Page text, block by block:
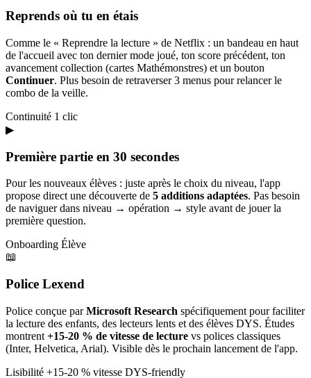
Reprends où tu en étais
Comme le « Reprendre la lecture » de Netflix : un bandeau en haut
de l'accueil avec ton dernier mode joué, ton score précédent, ton
avancement collection (cartes Mathémonstres) et un bouton
Continuer. Plus besoin de retraverser 3 menus pour relancer le
combo de la veille.
Continuité 1 clic
▶
Première partie en 30 secondes
Pour les nouveaux élèves : juste après le choix du niveau, l'app
propose direct une découverte de 5 additions adaptées. Pas besoin
de naviguer dans niveau → opération → style avant de jouer la
première question.
Onboarding Élève
📖
Police Lexend
Police conçue parMicrosoft Research spécifiquement pour faciliter
la lecture des enfants, des lecteurs lents et des élèves DYS. Études
montrent +15-20 % de vitesse de lecture vs polices classiques
(Inter, Helvetica, Arial). Visible dès le prochain lancement de l'app.
Lisibilité +15-20 % vitesse DYS-friendly